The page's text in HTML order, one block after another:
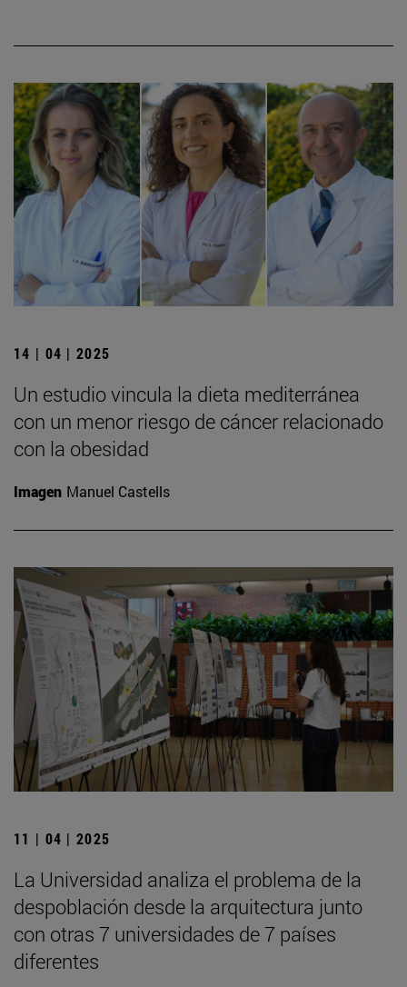
14 | 04 | 2025
Un estudio vincula la dieta mediterránea
con un menor riesgo de cáncer relacionado
con la obesidad
Imagen Manuel Castells
11 | 04 | 2025
La Universidad analiza el problema de la
despoblación desde la arquitectura junto
con otras 7 universidades de 7 países
diferentes